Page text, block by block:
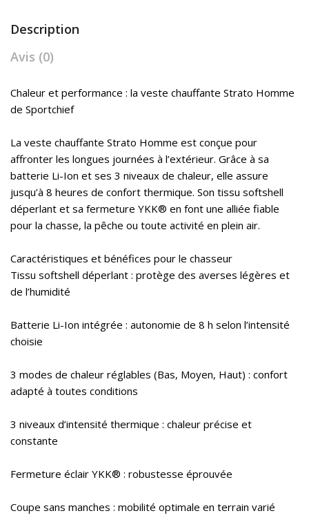
Description
Avis (0)
Chaleur et performance : la veste chauffante Strato Homme
de Sportchief
La veste chauffante Strato Homme est conçue pour
affronter les longues journées à l’extérieur. Grâce à sa
batterie Li-Ion et ses 3 niveaux de chaleur, elle assure
jusqu’à 8 heures de confort thermique. Son tissu softshell
déperlant et sa fermeture YKK® en font une alliée fiable
pour la chasse, la pêche ou toute activité en plein air.
Caractéristiques et bénéfices pour le chasseur
Tissu softshell déperlant : protège des averses légères et
de l’humidité
Batterie Li-Ion intégrée : autonomie de 8 h selon l’intensité
choisie
3 modes de chaleur réglables (Bas, Moyen, Haut) : confort
adapté à toutes conditions
3 niveaux d’intensité thermique : chaleur précise et
constante
Fermeture éclair YKK® : robustesse éprouvée
Coupe sans manches : mobilité optimale en terrain varié